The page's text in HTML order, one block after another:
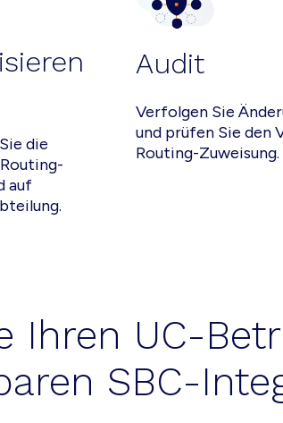
die
auf
Audit
Verfolgen Sie
und prüfen Sie den
Routing-Zuweisung.
Ihren UC-
SBC-